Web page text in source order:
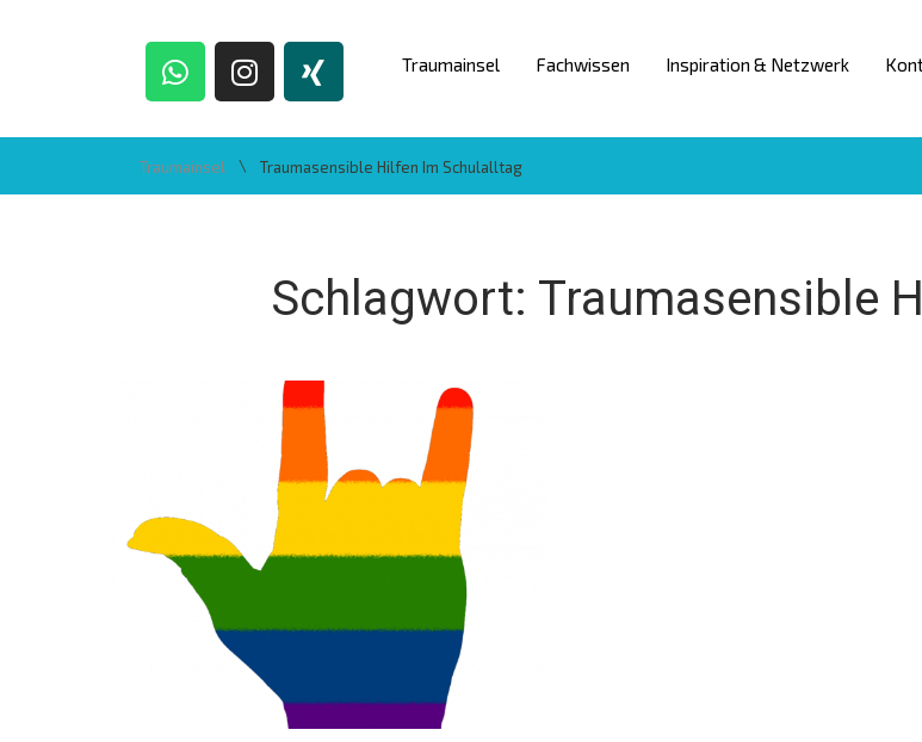
Traumainsel Fachwissen Inspiration & Netzwerk
Traumainsel \ Traumasensible Hilfen Im Schulalltag
Schlagwort: Traumasensible